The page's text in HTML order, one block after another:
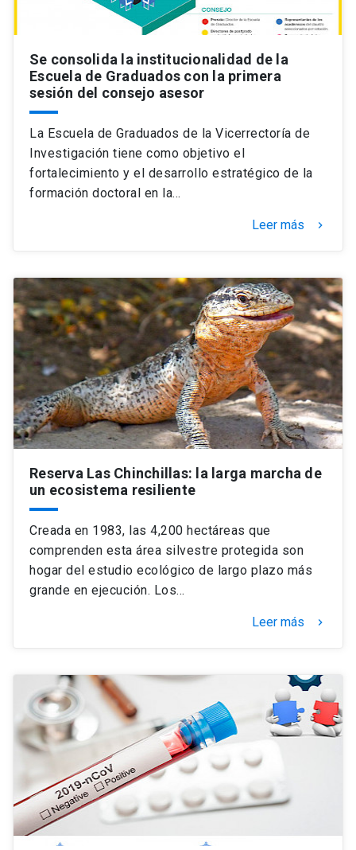
Se consolida la institucionalidad de la
Escuela de Graduados con la primera
sesión del consejo asesor
La Escuela de Graduados de la Vicerrectoría de
Investigación tiene como objetivo el
fortalecimiento y el desarrollo estratégico de la
formación doctoral en la…
Leer más keyboard_arrow_right
Reserva Las Chinchillas: la larga marcha de
un ecosistema resiliente
Creada en 1983, las 4,200 hectáreas que
comprenden esta área silvestre protegida son
hogar del estudio ecológico de largo plazo más
grande en ejecución. Los…
Leer más keyboard_arrow_right